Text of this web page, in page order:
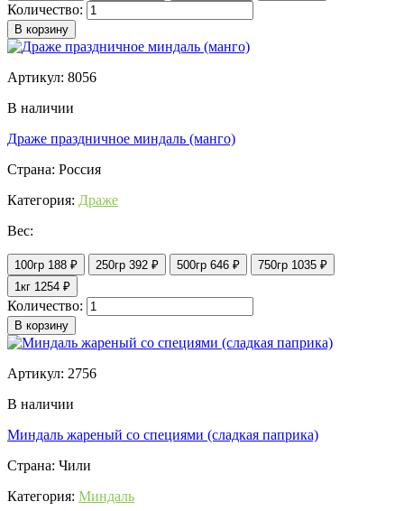
Количество:
В корзину
Артикул: 8056
В наличии
Драже праздничное миндаль (манго)
Страна: Россия
Категория: Драже
Вес:
100гр 188 ₽ 250гр 392 ₽ 500гр 646 ₽ 750гр 1035 ₽
1кг 1254 ₽
Количество:
В корзину
Артикул: 2756
В наличии
Миндаль жареный со специями (сладкая паприка)
Страна: Чили
Категория: Миндаль